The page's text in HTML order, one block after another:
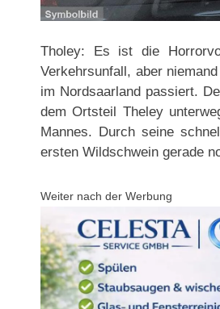
Tholey: Es ist die
Verkehrsunfall, aber
im Nordsaarland passiert.
dem Ortsteil Theley
Mannes. Durch seine
ersten Wildschwein gerade
Weiter nach der Werbung